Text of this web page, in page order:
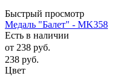
Быстрый просмотр
Медаль "Балет" - MK358
Есть в наличии
от 238 руб.
238 руб.
Цвет